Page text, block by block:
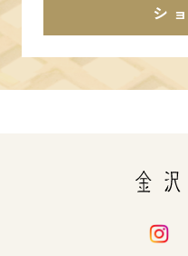
施設からのお知らせ
スタッフ募集
シ